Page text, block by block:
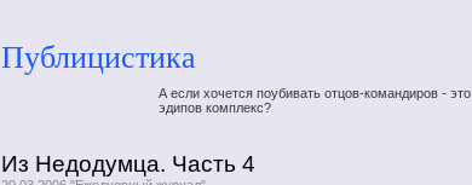
Публицистика
А если хочется поубивать отцов-командиров - это
эдипов комплекс?
Из Недодумца. Часть 4